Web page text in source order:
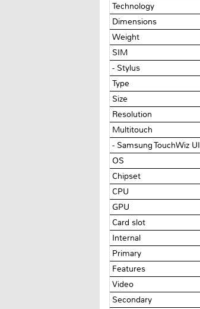
Technology
Dimensions
Weight
SIM
- Stylus
Type
Size
Resolution
Multitouch
- Samsung TouchWiz UI
OS
Chipset
CPU
GPU
Card slot
Internal
Primary
Features
Video
Secondary